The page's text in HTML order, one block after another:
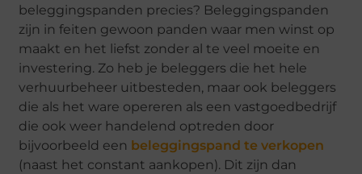
beleggingspanden precies? Beleggingspanden
zijn in feiten gewoon panden waar men winst op
maakt en het liefst zonder al te veel moeite en
investering. Zo heb je beleggers die het hele
verhuurbeheer uitbesteden, maar ook beleggers
die als het ware opereren als een vastgoedbedrijf
die ook weer handelend optreden door
bijvoorbeeld een beleggingspand te verkopen
(naast het constant aankopen). Dit zijn dan